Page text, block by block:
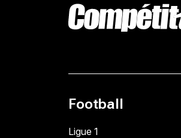
Football
Ligue 1